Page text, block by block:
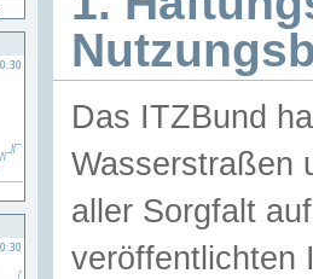
Das ITZBund
Wasserstraßen
aller Sorgfalt
veröffentlichten